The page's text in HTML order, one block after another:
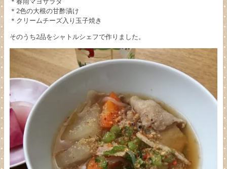
＊2色の大根の甘酢漬け
＊クリームチーズ入り玉子焼き
そのうち2品をシャトルシェフで作りました。